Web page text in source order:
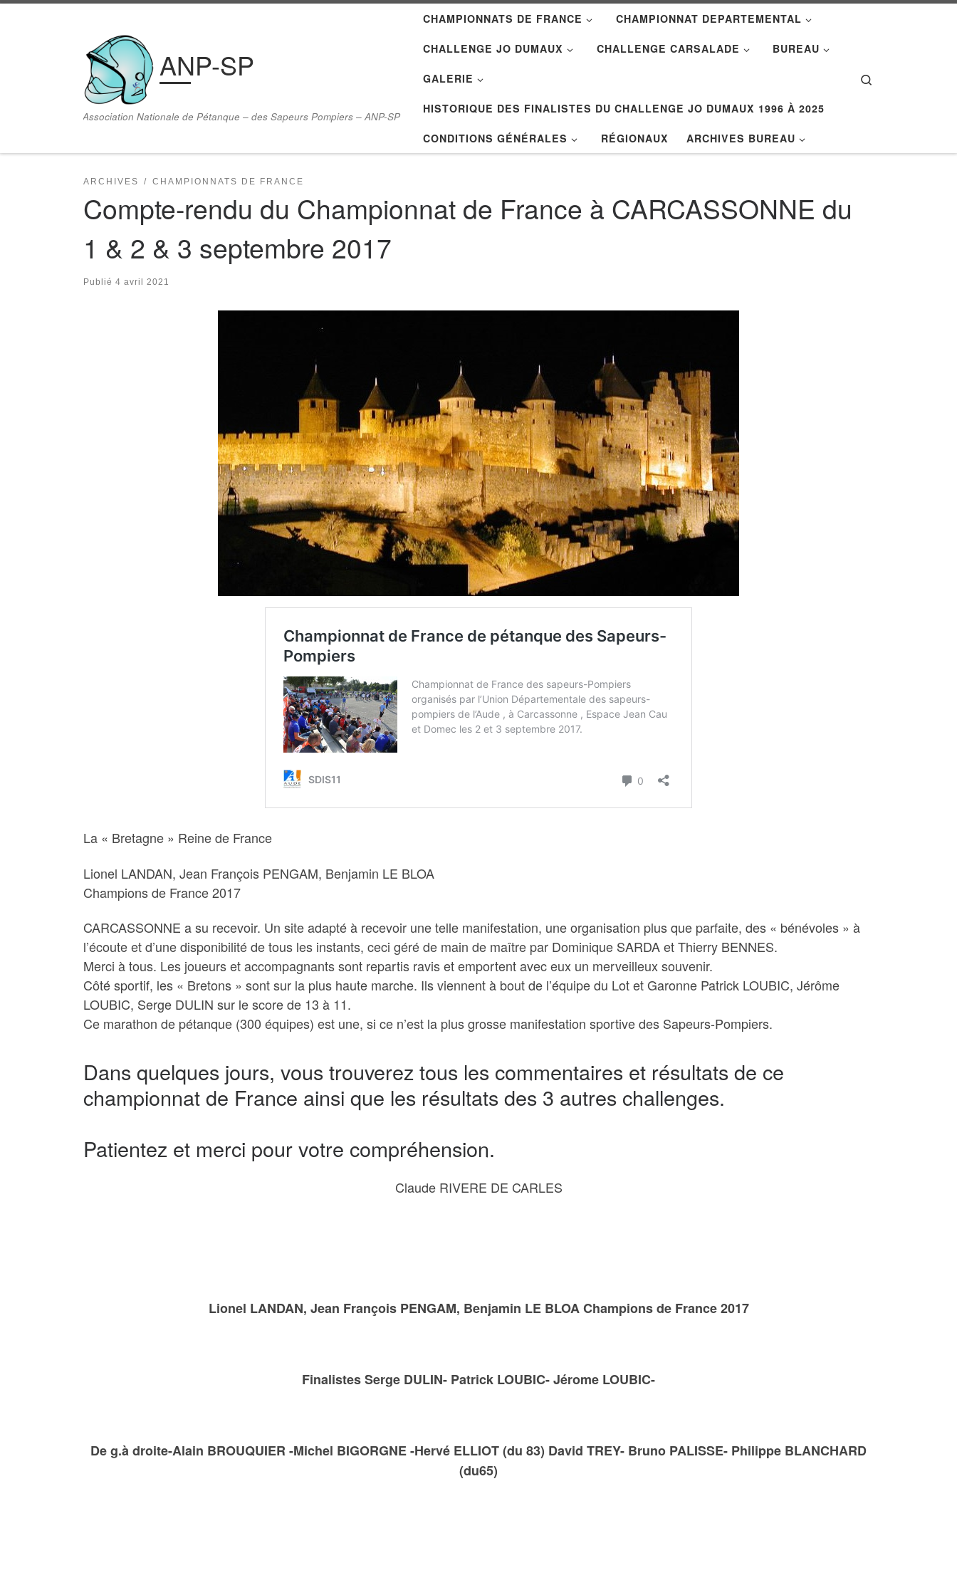
ANP-SP
Association Nationale de Pétanque – des Sapeurs Pompiers – ANP-SP
CHAMPIONNATS DE FRANCE CHAMPIONNAT DEPARTEMENTAL
CHALLENGE JO DUMAUX CHALLENGE CARSALADE BUREAU
GALERIE
HISTORIQUE DES FINALISTES DU CHALLENGE JO DUMAUX 1996 À 2025
CONDITIONS GÉNÉRALES RÉGIONAUX ARCHIVES BUREAU
ARCHIVES CHAMPIONNATS DE FRANCE
Compte-rendu du Championnat de France à CARCASSONNE du
1 & 2 & 3 septembre 2017
Publié 4 avril 2021
La « Bretagne » Reine de France
Lionel LANDAN, Jean François PENGAM, Benjamin LE BLOA
Champions de France 2017
CARCASSONNE a su recevoir. Un site adapté à recevoir une telle manifestation, une organisation plus que parfaite, des « bénévoles » à
l’écoute et d’une disponibilité de tous les instants, ceci géré de main de maître par Dominique SARDA et Thierry BENNES.
Merci à tous. Les joueurs et accompagnants sont repartis ravis et emportent avec eux un merveilleux souvenir.
Côté sportif, les « Bretons » sont sur la plus haute marche. Ils viennent à bout de l’équipe du Lot et Garonne Patrick LOUBIC, Jérôme
LOUBIC, Serge DULIN sur le score de 13 à 11.
Ce marathon de pétanque (300 équipes) est une, si ce n’est la plus grosse manifestation sportive des Sapeurs-Pompiers.
Dans quelques jours, vous trouverez tous les commentaires et résultats de ce
championnat de France ainsi que les résultats des 3 autres challenges.
Patientez et merci pour votre compréhension.
Claude RIVERE DE CARLES
Lionel LANDAN, Jean François PENGAM, Benjamin LE BLOA Champions de France 2017
Finalistes Serge DULIN- Patrick LOUBIC- Jérome LOUBIC-
De g.à droite-Alain BROUQUIER -Michel BIGORGNE -Hervé ELLIOT (du 83) David TREY- Bruno PALISSE- Philippe BLANCHARD
(du65)